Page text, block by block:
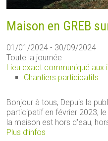
Maison en GREB
01/01/2024 - 30/09/2024
Toute la journée
Lieu exact communiqué aux
Chantiers participatifs
Bonjour à tous, Depuis la
participatif en février 2023,
la maison est hors d'eau,
Plus d’infos